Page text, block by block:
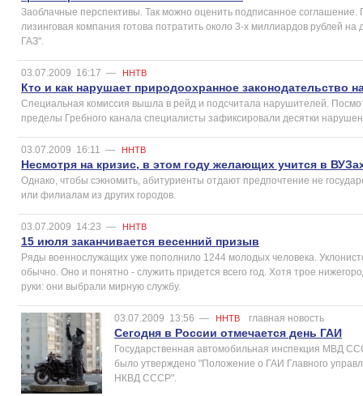
Заоблачные перспективы. Так можно оценить подписанное соглашение.
лизинговая компания готова потратить около 3-х миллиардов рублей
ГАЗ".
03.07.2009 16:17 — ННТВ
Кто и как нарушает природоохранное законодательство
Специальная комиссия вышла в рейд и подсчитала нарушителей.
пределы Гребного канала специалисты зафиксировали десятки
03.07.2009 16:11 — ННТВ
Несмотря на кризис, в этом году желающих учится в
Однако, чтобы сэкномить, абитуриенты отдают предпочтение не
или филиалам из других городов.
03.07.2009 14:23 — ННТВ
15 июля заканчивается весенний призыв
Ряды военнослужащих уже пополнило 1244 молодых человека.
обычно. Оно и понятно - служить придется всего год. Хотя трое
руки: они выбрали мирную службу.
03.07.2009 13:56 — ННТВ главная новость
Сегодня в России отмечается день ГАИ
Государственная автомобильная инспекция МВД
было yтвepждeнo "Положение o ГАИ Главного
НКВД CCCP".